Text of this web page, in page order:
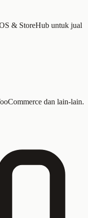
& StoreHub untuk jual
dan lain-lain.